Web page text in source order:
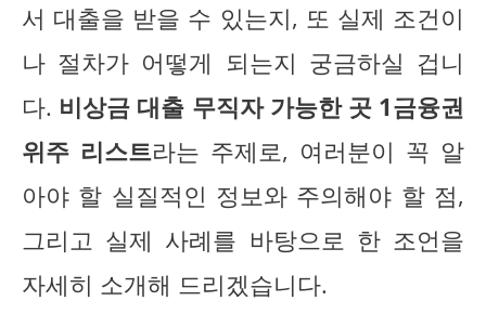
서 대출을 받을 수 있는지, 또 실제 조건이
나 절차가 어떻게 되는지 궁금하실 겁니
다. 비상금 대출 무직자 가능한 곳 1금융권
위주 리스트라는 주제로, 여러분이 꼭 알
아야 할 실질적인 정보와 주의해야 할 점,
그리고 실제 사례를 바탕으로 한 조언을
자세히 소개해 드리겠습니다.